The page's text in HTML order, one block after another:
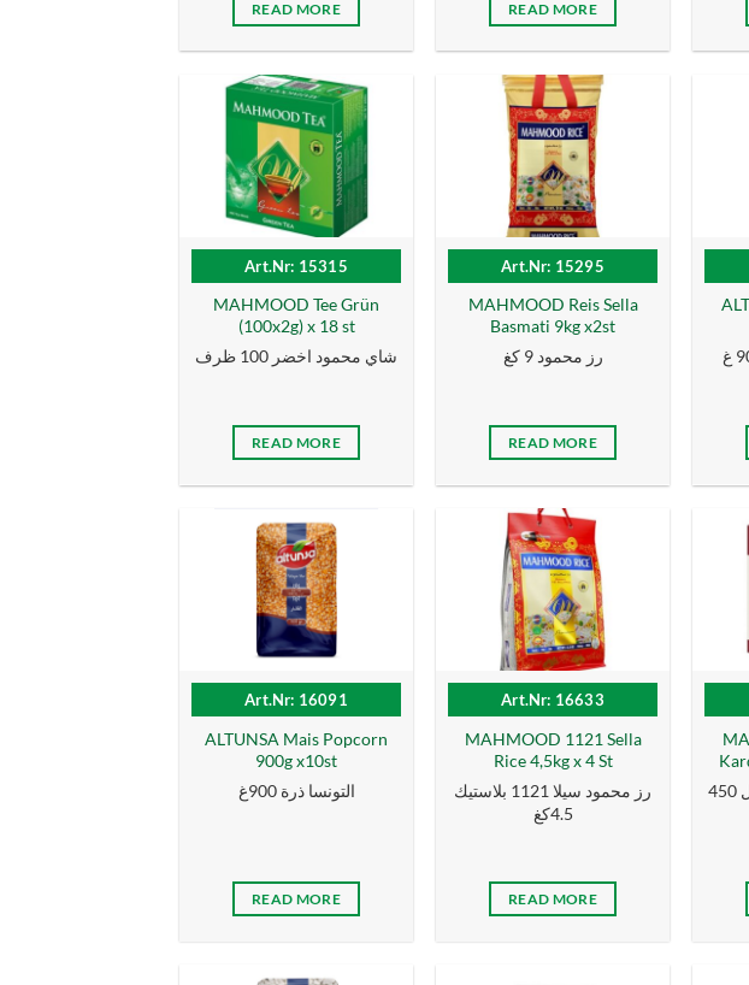
READ MORE READ MORE
Art.Nr: 15315
MAHMOOD Tee Grün
(100x2g) x 18 st
شاي محمود اخضر 100 ظرف
READ MORE
Art.Nr: 15295
MAHMOOD Reis Sella
Basmati 9kg x2st
رز محمود 9 كغ
READ MORE
Art.Nr: 16091
ALTUNSA Mais Popcorn
900g x10st
التونسا ذرة 900غ
READ MORE
Art.Nr: 16633
MAHMOOD 1121 Sella
Rice 4,5kg x 4 St
رز محمود سيلا 1121 بلاستيك
4.5كغ
READ MORE
شاي محمود فرط مع هال 450